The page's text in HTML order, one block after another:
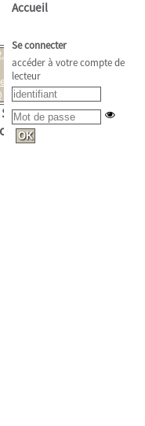
vol. 3,
n°1
Année
2021
of
Accueil
Se connecter
accéder à votre compte de
lecteur